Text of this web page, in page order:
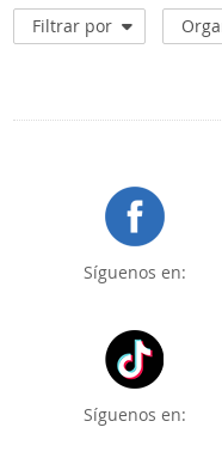
Filtrar por
Síguenos en:
Síguenos en: